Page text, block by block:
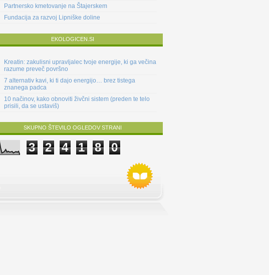
Partnersko kmetovanje na Štajerskem
Fundacija za razvoj Lipniške doline
EKOLOGICEN.SI
Kreatin: zakulisni upravljalec tvoje energije, ki ga večina
razume preveč površno
7 alternativ kavi, ki ti dajo energijo… brez tistega
znanega padca
10 načinov, kako obnoviti živčni sistem (preden te telo
prisili, da se ustaviš)
SKUPNO ŠTEVILO OGLEDOV STRANI
3 2 4 1 8 0